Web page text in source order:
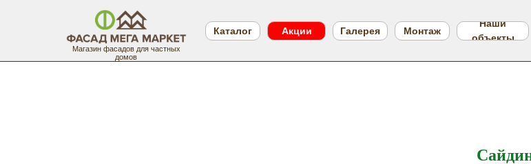
Магазин фасадов для частных
домов
Наши
объекты
Галерея
Каталог Акции Монтаж